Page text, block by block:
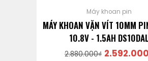
Máy khoan pin
MÁY KHOAN VẶN VÍT 10MM
10.8V - 1.5AH DS10DAL
2.880.000₫ 2.592.000